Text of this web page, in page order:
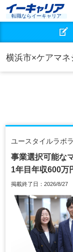
転職ならイーキャリア
横浜市×ケアマネ
ユースタイルラボ
事業選択可能な
1年目年収600万
掲載終了日：2026/8/27